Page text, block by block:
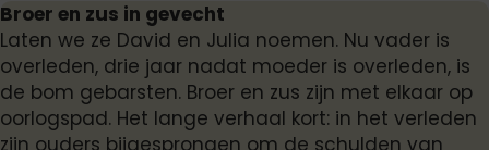
Broer en zus in gevecht
Laten we ze David en Julia noemen. Nu vader is
overleden, drie jaar nadat moeder is overleden, is
de bom gebarsten. Broer en zus zijn met elkaar op
oorlogspad. Het lange verhaal kort: in het verleden
zijn ouders bijgesprongen om de schulden van